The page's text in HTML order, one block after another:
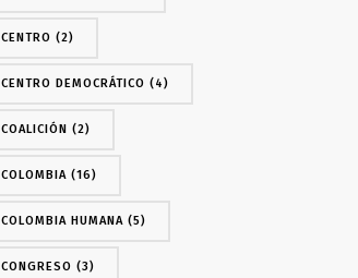
CENTRO (2)
CENTRO DEMOCRÁTICO (4)
COALICIÓN (2)
COLOMBIA(16)
COLOMBIA HUMANA(5)
CONGRESO (3)